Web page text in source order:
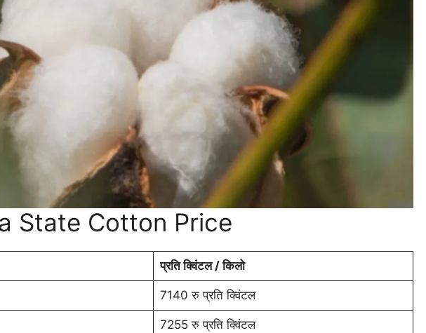
State Cotton Price
प्रति क्विंटल / किलो
7140 रु प्रति क्विंटल
7255 रु प्रति क्विंटल